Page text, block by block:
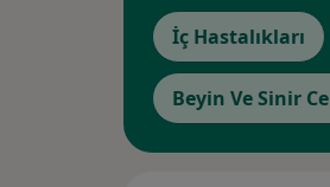
İç Hastalıkları
Beyin Ve Sinir